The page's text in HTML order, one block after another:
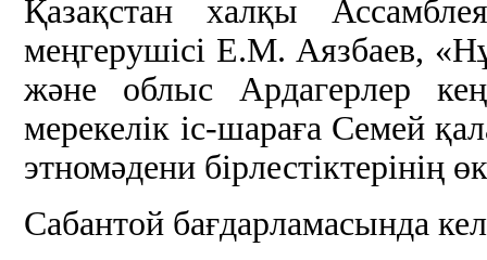
Қазақстан халқы
меңгерушісі Е.М. Аязбаев,
және облыс Ардагерлер
мерекелік іс-шараға Семей
этномәдени бірлестіктерінің
Сабантой бағдарламасында